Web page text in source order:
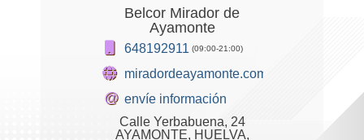
Belcor Mirador de
Ayamonte
648192911 (09:00-21:00)
miradordeayamonte.com
@ envíe información
Calle Yerbabuena, 24
AYAMONTE, HUELVA,